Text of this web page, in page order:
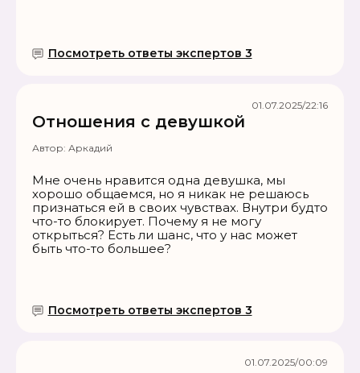
Посмотреть ответы экспертов 3
Отношения с девушкой
Автор: Аркадий
Мне очень нравится одна девушка, мы
хорошо общаемся, но я никак не решаюсь
признаться ей в своих чувствах. Внутри будто
что-то блокирует. Почему я не могу
открыться? Есть ли шанс, что у нас может
быть что-то большее?
Посмотреть ответы экспертов 3
01.07.2025/22:16
01.07.2025/00:09